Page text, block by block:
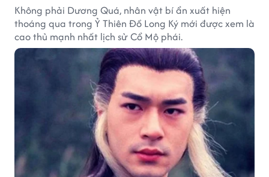
Không phải Dương Quá, nhân vật bí ẩn xuất hiện
thoáng qua trong Ỷ Thiên Đồ Long Ký mới được xem là
cao thủ mạnh nhất lịch sử Cổ Mộ phái.